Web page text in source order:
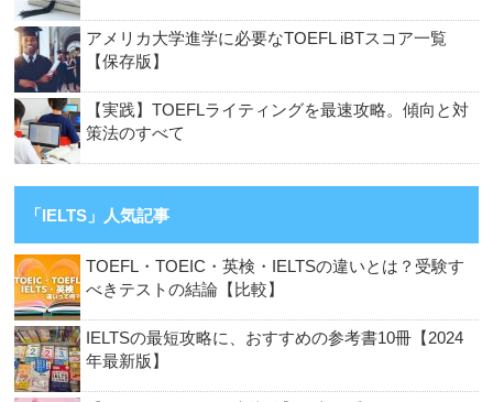
アメリカ大学進学に必要なTOEFL iBTスコア一覧
【保存版】
【実践】TOEFLライティングを最速攻略。傾向と対
策法のすべて
「IELTS」人気記事
TOEFL・TOEIC・英検・IELTSの違いとは？受験す
べきテストの結論【比較】
IELTSの最短攻略に、おすすめの参考書10冊【2024
年最新版】